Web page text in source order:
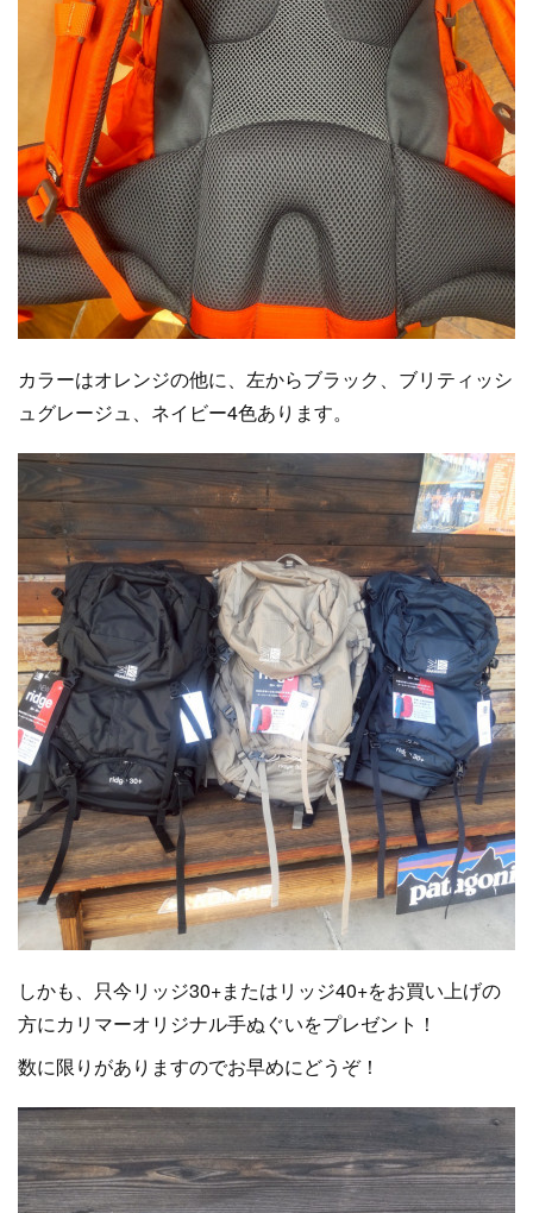
カラーはオレンジの他に、左からブラック、ブリティッシ
ュグレージュ、ネイビー4色あります。
しかも、只今リッジ30+またはリッジ40+をお買い上げの
方にカリマーオリジナル手ぬぐいをプレゼント！
数に限りがありますのでお早めにどうぞ！